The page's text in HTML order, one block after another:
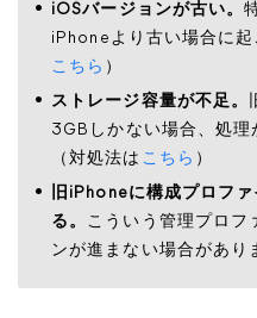
iOSバージョンが古い。
iPhoneより古い場合に
こちら ）
ストレージ容量が不足。
3GBしかない場合、処理
（対処法は こちら ）
旧iPhoneに構成プロフ
る。 こういう管理プロフ
ンが進まない場合があり